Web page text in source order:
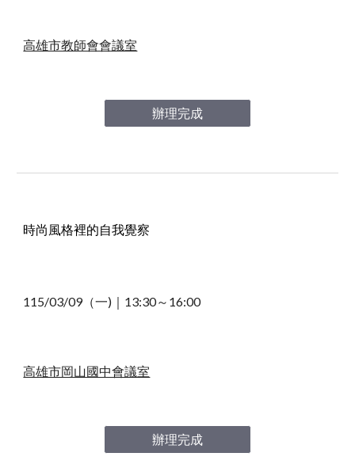
高雄市教師會會議室
辦理完成
時尚風格裡的自我覺察
115/03/09（一)｜13:30～16:00
高雄市岡山國中會議室
辦理完成